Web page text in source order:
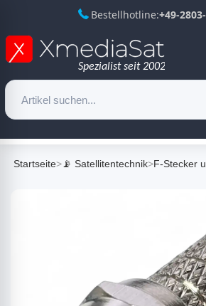
Bestellhotline:+49-
Startseite>📡 Satellitentechnik>F-Stecker